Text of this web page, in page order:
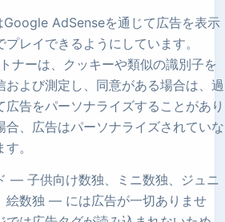
AdSenseを通じて広告を表示
レイできるようにしています。
ナーは、クッキーや類似の識別子を
および測定し、同意がある場合は、過
広告をパーソナライズすることがあり
合、広告はパーソナライズされていな
。
— 子供向け数独、ミニ数独、ジュニ
絵数独 — には広告が一切ありませ